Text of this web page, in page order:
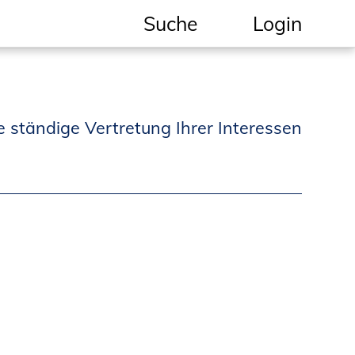
Suche
Informationen für
Login
ständige Vertretung Ihrer Interessen